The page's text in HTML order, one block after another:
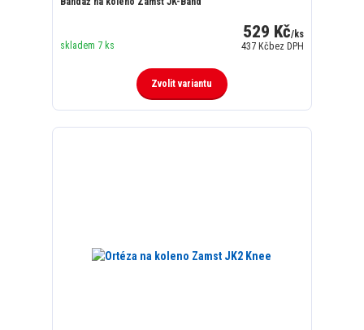
529 Kč/ks
437 Kčbez DPH
skladem 7 ks
Zvolit variantu